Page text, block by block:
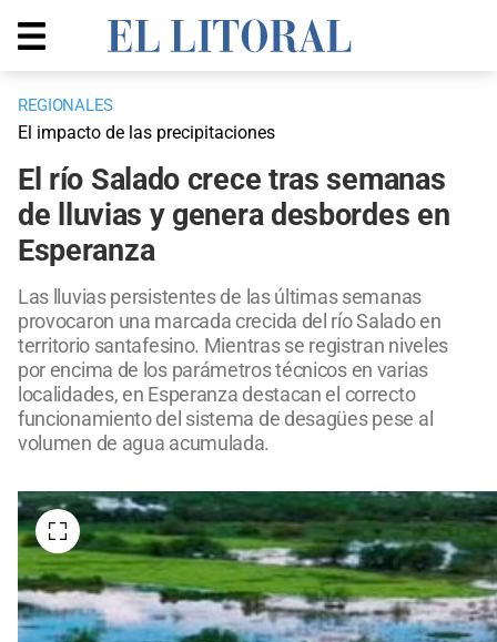
REGIONALES
El impacto de las precipitaciones
El río Salado crece tras semanas
de lluvias y genera desbordes en
Esperanza
Las lluvias persistentes de las últimas semanas
provocaron una marcada crecida del río Salado en
territorio santafesino. Mientras se registran niveles
por encima de los parámetros técnicos en varias
localidades, en Esperanza destacan el correcto
funcionamiento del sistema de desagües pese al
volumen de agua acumulada.